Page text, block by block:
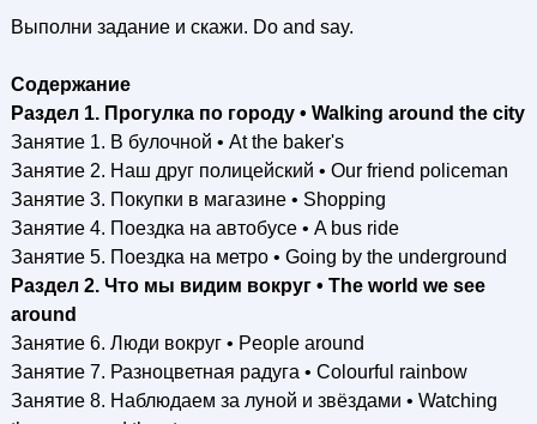
Выполни задание и скажи. Do and say.
Содержание
Раздел 1. Прогулка по городу • Walking around the city
Занятие 1. В булочной • At the baker's
Занятие 2. Наш друг полицейский • Our friend policeman
Занятие 3. Покупки в магазине • Shopping
Занятие 4. Поездка на автобусе • A bus ride
Занятие 5. Поездка на метро • Going by the underground
Раздел 2. Что мы видим вокруг • The world we see
around
Занятие 6. Люди вокруг • People around
Занятие 7. Разноцветная радуга • Colourful rainbow
Занятие 8. Наблюдаем за луной и звёздами • Watching